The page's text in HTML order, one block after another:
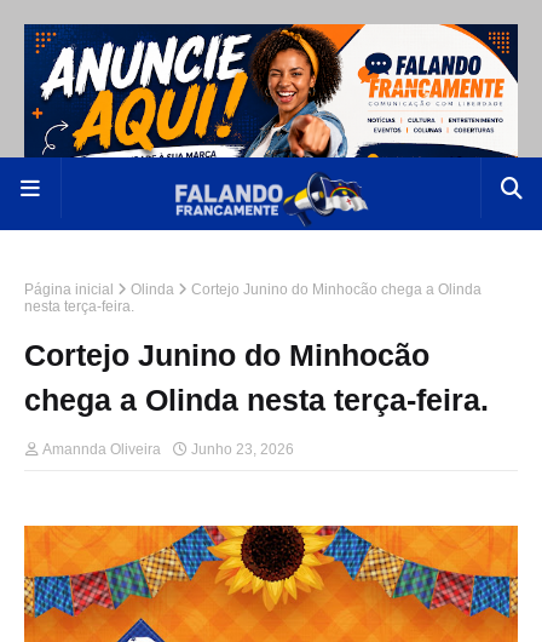
Página inicial Olinda
Cortejo Junino do Minhocão chega a Olinda
nesta terça-feira.
Cortejo Junino do Minhocão
chega a Olinda nesta terça-feira.
Amannda Oliveira Junho 23, 2026